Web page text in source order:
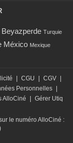
Beyazperde Turquie
México Mexique
CGU CGV
Personnelles
AlloCiné
Gérer Utiq
le numéro AlloCiné :